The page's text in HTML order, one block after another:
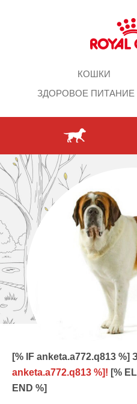
КОШКИ
ЗДОРОВОЕ ПИТАНИЕ
[% IF anketa.a772.q813 %]
anketa.a772.q813 %]! [%
END %]